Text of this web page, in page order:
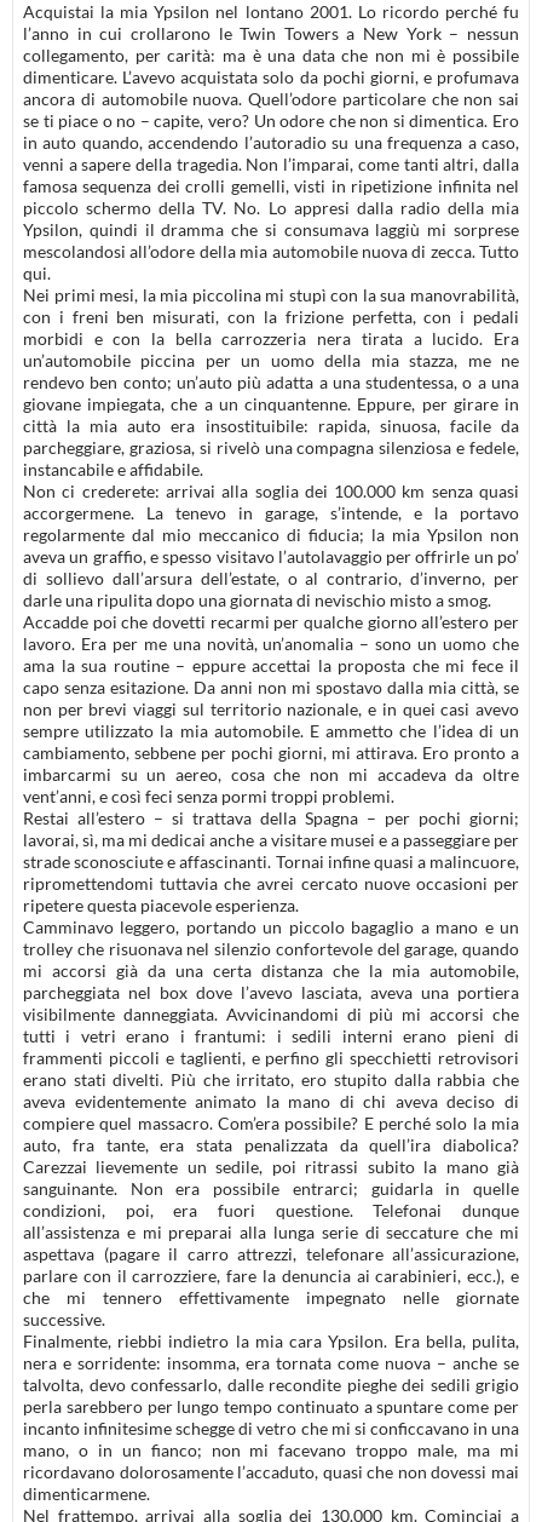
Acquistai la mia Ypsilon nel lontano 2001. Lo ricordo perché fu
l’anno in cui crollarono le Twin Towers a New York – nessun
collegamento, per carità: ma è una data che non mi è possibile
dimenticare. L’avevo acquistata solo da pochi giorni, e profumava
ancora di automobile nuova. Quell’odore particolare che non sai
se ti piace o no – capite, vero? Un odore che non si dimentica. Ero
in auto quando, accendendo l’autoradio su una frequenza a caso,
venni a sapere della tragedia. Non l’imparai, come tanti altri, dalla
famosa sequenza dei crolli gemelli, visti in ripetizione infinita nel
piccolo schermo della TV. No. Lo appresi dalla radio della mia
Ypsilon, quindi il dramma che si consumava laggiù mi sorprese
mescolandosi all’odore della mia automobile nuova di zecca. Tutto
qui.
Nei primi mesi, la mia piccolina mi stupì con la sua manovrabilità,
con i freni ben misurati, con la frizione perfetta, con i pedali
morbidi e con la bella carrozzeria nera tirata a lucido. Era
un’automobile piccina per un uomo della mia stazza, me ne
rendevo ben conto; un’auto più adatta a una studentessa, o a una
giovane impiegata, che a un cinquantenne. Eppure, per girare in
città la mia auto era insostituibile: rapida, sinuosa, facile da
parcheggiare, graziosa, si rivelò una compagna silenziosa e fedele,
instancabile e affidabile.
Non ci crederete: arrivai alla soglia dei 100.000 km senza quasi
accorgermene. La tenevo in garage, s’intende, e la portavo
regolarmente dal mio meccanico di fiducia; la mia Ypsilon non
aveva un graffio, e spesso visitavo l’autolavaggio per offrirle un po’
di sollievo dall’arsura dell’estate, o al contrario, d’inverno, per
darle una ripulita dopo una giornata di nevischio misto a smog.
Accadde poi che dovetti recarmi per qualche giorno all’estero per
lavoro. Era per me una novità, un’anomalia – sono un uomo che
ama la sua routine – eppure accettai la proposta che mi fece il
capo senza esitazione. Da anni non mi spostavo dalla mia città, se
non per brevi viaggi sul territorio nazionale, e in quei casi avevo
sempre utilizzato la mia automobile. E ammetto che l’idea di un
cambiamento, sebbene per pochi giorni, mi attirava. Ero pronto a
imbarcarmi su un aereo, cosa che non mi accadeva da oltre
vent’anni, e così feci senza pormi troppi problemi.
Restai all’estero – si trattava della Spagna – per pochi giorni;
lavorai, sì, ma mi dedicai anche a visitare musei e a passeggiare per
strade sconosciute e affascinanti. Tornai infine quasi a malincuore,
ripromettendomi tuttavia che avrei cercato nuove occasioni per
ripetere questa piacevole esperienza.
Camminavo leggero, portando un piccolo bagaglio a mano e un
trolley che risuonava nel silenzio confortevole del garage, quando
mi accorsi già da una certa distanza che la mia automobile,
parcheggiata nel box dove l’avevo lasciata, aveva una portiera
visibilmente danneggiata. Avvicinandomi di più mi accorsi che
tutti i vetri erano i frantumi: i sedili interni erano pieni di
frammenti piccoli e taglienti, e perfino gli specchietti retrovisori
erano stati divelti. Più che irritato, ero stupito dalla rabbia che
aveva evidentemente animato la mano di chi aveva deciso di
compiere quel massacro. Com’era possibile? E perché solo la mia
auto, fra tante, era stata penalizzata da quell’ira diabolica?
Carezzai lievemente un sedile, poi ritrassi subito la mano già
sanguinante. Non era possibile entrarci; guidarla in quelle
condizioni, poi, era fuori questione. Telefonai dunque
all’assistenza e mi preparai alla lunga serie di seccature che mi
aspettava (pagare il carro attrezzi, telefonare all’assicurazione,
parlare con il carrozziere, fare la denuncia ai carabinieri, ecc.), e
che mi tennero effettivamente impegnato nelle giornate
successive.
Finalmente, riebbi indietro la mia cara Ypsilon. Era bella, pulita,
nera e sorridente: insomma, era tornata come nuova – anche se
talvolta, devo confessarlo, dalle recondite pieghe dei sedili grigio
perla sarebbero per lungo tempo continuato a spuntare come per
incanto infinitesime schegge di vetro che mi si conficcavano in una
mano, o in un fianco; non mi facevano troppo male, ma mi
ricordavano dolorosamente l’accaduto, quasi che non dovessi mai
dimenticarmene.
Nel frattempo, arrivai alla soglia dei 130.000 km. Cominciai a